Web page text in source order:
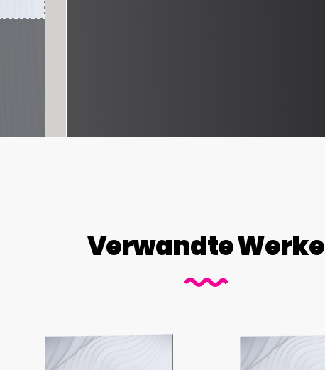
Verwandte Werke